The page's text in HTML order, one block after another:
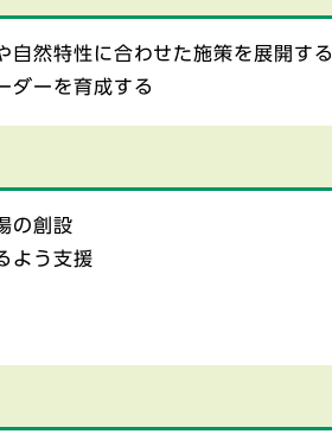
然特性に合わせた施策を展開する
ダーを育成する
の創設
よう支援